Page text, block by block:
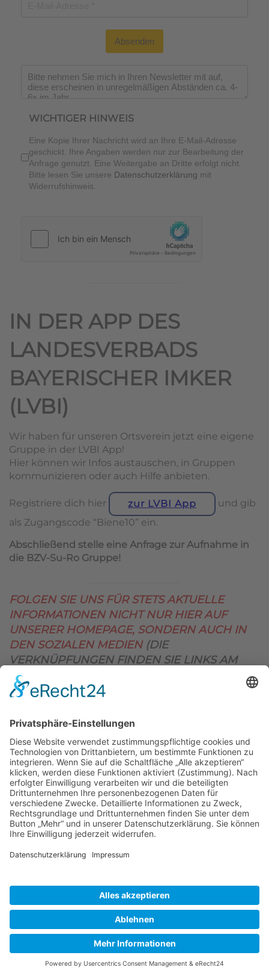
Absenden
Wichtiger Hinweis*
WICHTIGER HINWEIS
Eine Kopie Ihrer Nachricht wird an Ihre E-Mail-Adresse
geschickt. Ihre Angaben werden nur zur Bearbeitung der
Anfrage genutzt. Eine Weitergabe an Dritte erfolgt nicht.
Bitte lesen Sie unsere Datenschutzerklärung mit
Widerrufshinweis.
IN DER APP DES
LANDESVERBADS
BAYERISCHER IMKER
(LVBI)
Wir haben für unseren Ortsverein jetzt eine eigene
Gruppe in der LVBI App!
Hier können wir Infos austauschen, in Gruppen
kommunizieren oder auch Hilfe anbieten.
Registriere dich hier zur LVBI App
und gib
als Zugangscode “Biene10” ein.
Abschließend stelle eine Anfrage zur Aufnahme in
die BZV-Su-Ro Gruppe!
FOLGEN SIE UNS FÜR STETS AKTUELLE
INFORMATIONEN NICHT NUR HIER AUF
UNSERER HOMEPAGE, SONDERN AUCH IN
DEN SOZIALEN MEDIEN (DIE
VERKNÜPFUNGEN FINDEN SIE LINKS AM
OBEREN SEITENRAND)
BIENENZUCHTVEREIN SULZBACH-ROSENBERG
1871 E.V.
1. Vorsitzender
Matthias Bohmann
Siebeneichen 13
92237 Sulzbach-Rosenberg
E-Mail: vorstand@bienenzuchtverein-sulzbach-
Copyright © Bienenzuchtverein
Sulzbach-Rosenberg 1871 e.V.
Kontakt|Impressum|Datenschutzerklärung|
Cookie-Einstellungen